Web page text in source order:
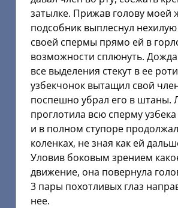
затылке. Прижав голову моей
подсобник выплеснул
своей спермы прямо ей в
возможности сплюнуть.
все выделения стекут в ее
узбекчонок вытащил свой
поспешно убрал его в штаны.
проглотила всю сперму узбека
и в полном ступоре
коленках, не зная как ей
Уловив боковым зрением
движение, она повернула
3 пары похотливых глаз
нее.